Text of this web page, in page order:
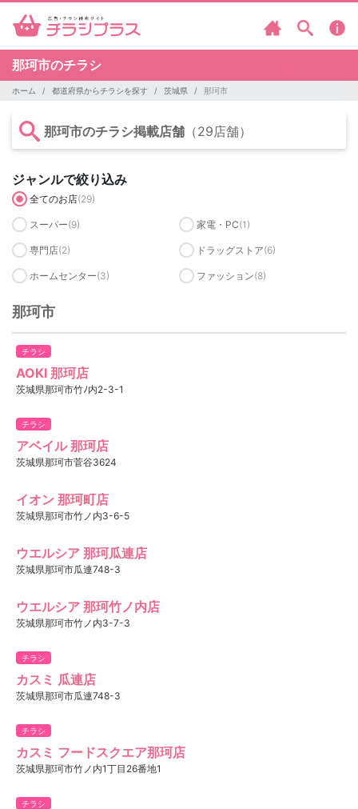
那珂市のチラシ
ホーム 都道府県からチラシを探す 茨城県 那珂市
那珂市のチラシ掲載店舗 （29店舗）
ジャンルで絞り込み
全てのお店(29)
スーパー(9) 家電・PC(1)
専門店(2) ドラッグストア(6)
ホームセンター(3) ファッション(8)
那珂市
チラシ
AOKI 那珂店
茨城県那珂市竹ﾉ内2-3-1
チラシ
アベイル 那珂店
茨城県那珂市菅谷3624
イオン 那珂町店
茨城県那珂市竹ノ内3-6-5
ウエルシア 那珂瓜連店
茨城県那珂市瓜連748-3
ウエルシア 那珂竹ノ内店
茨城県那珂市竹ノ内3-7-3
チラシ
カスミ 瓜連店
茨城県那珂市瓜連748-3
チラシ
カスミ フードスクエア那珂店
茨城県那珂市竹ノ内1丁目26番地1
チラシ